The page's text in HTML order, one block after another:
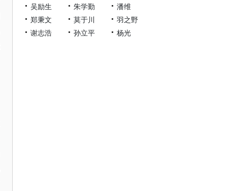
吴励生
朱学勤
潘维
郑秉文
莫于川
羽之野
谢志浩
孙立平 杨光